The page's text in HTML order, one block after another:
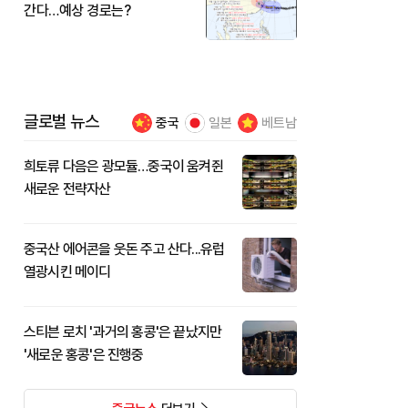
간다…예상 경로는?
글로벌 뉴스 중국 일본 베트남
희토류 다음은 광모듈…중국이 움켜쥔
새로운 전략자산
중국산 에어콘을 웃돈 주고 산다...유럽
열광시킨 메이디
스티븐 로치 '과거의 홍콩'은 끝났지만
'새로운 홍콩'은 진행중